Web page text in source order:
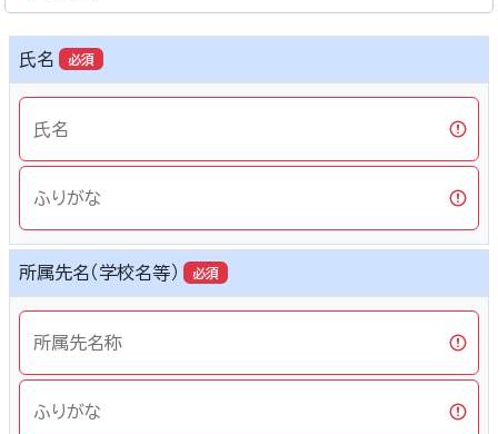
氏名 必須
氏名
ふりがな
所属先名（学校名等） 必須
所属先名称
ふりがな